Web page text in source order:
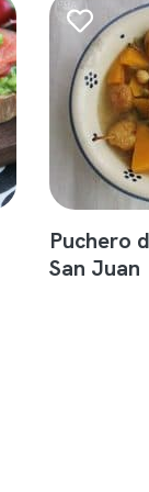
Puchero
San Juan